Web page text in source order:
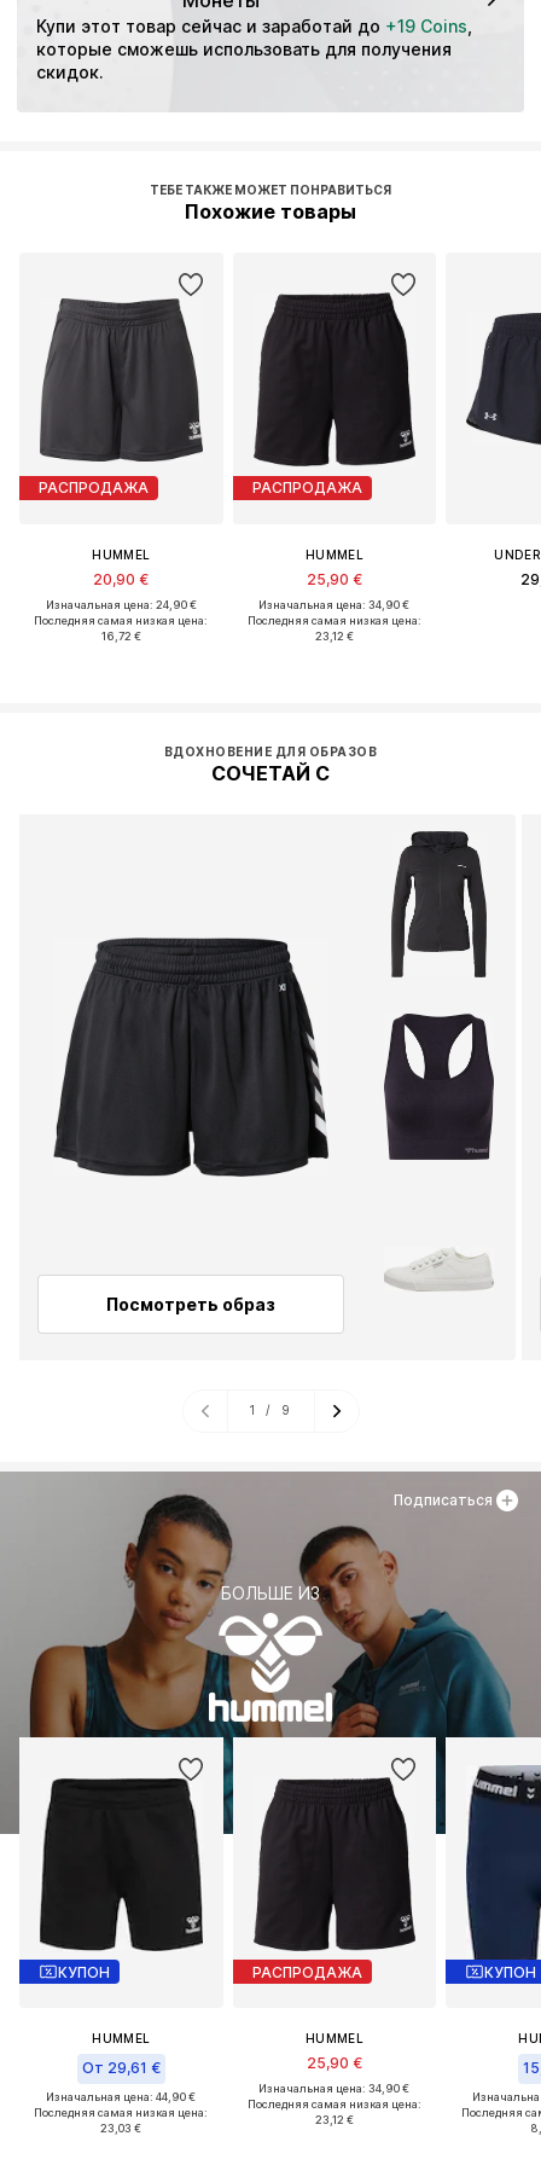
Купи этот товар сейчас и заработай до +19 Coins
которые сможешь использовать для получения
скидок.
ТЕБЕ ТАКЖЕ МОЖЕТ ПОНРАВИТЬСЯ
Похожие товары
РАСПРОДАЖА
HUMMEL
20,90 €
Изначальная цена: 24,90 €
Последняя самая низкая цена:
16,72 €
РАСПРОДАЖА
HUMMEL
25,90 €
Изначальная цена: 34,90 €
Последняя самая низкая цена:
23,12 €
ВДОХНОВЕНИЕ ДЛЯ ОБРАЗОВ
СОЧЕТАЙ С
Посмотреть образ
1 / 9
БОЛЬШЕ ИЗ
КУПОН
HUMMEL
От 29,61 €
Изначальная цена: 44,90 €
Последняя самая низкая цена:
23,03 €
РАСПРОДАЖА
HUMMEL
25,90 €
Изначальная цена: 34,90 €
Последняя самая низкая цена:
23,12 €
КУПОН
Последняя
Подписаться